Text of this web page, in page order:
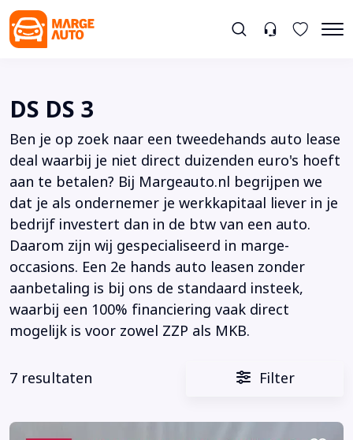
DS DS 3
Ben je op zoek naar een tweedehands auto lease
deal waarbij je niet direct duizenden euro's hoeft
aan te betalen? Bij Margeauto.nl begrijpen we
dat je als ondernemer je werkkapitaal liever in je
bedrijf investert dan in de btw van een auto.
Daarom zijn wij gespecialiseerd in marge-
occasions. Een 2e hands auto leasen zonder
aanbetaling is bij ons de standaard insteek,
waarbij een 100% financiering vaak direct
mogelijk is voor zowel ZZP als MKB.
7 resultaten Filter